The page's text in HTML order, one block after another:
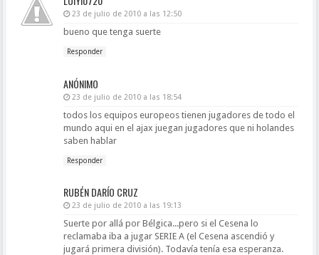
23 de julio de 2010 a las 12:50
bueno que tenga suerte
Responder
ANÓNIMO
23 de julio de 2010 a las 18:54
todos los equipos europeos tienen jugadores de todo el
mundo aqui en el ajax juegan jugadores que ni holandes
saben hablar
Responder
RUBÉN DARÍO CRUZ
23 de julio de 2010 a las 19:13
Suerte por allá por Bélgica...pero si el Cesena lo
reclamaba iba a jugar SERIE A (el Cesena ascendió y
jugará primera división). Todavía tenía esa esperanza.